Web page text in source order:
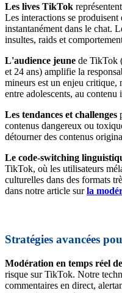
Les lives TikTok
Les interactions se
instantanément dans le chat.
insultes, raids et
L'audience jeune de TikTok
et 24 ans) amplifie la
mineurs est un enjeu critique,
entre adolescents, au
Les tendances et challenges
contenus dangereux ou
détourner des contenus
Le code-switching
TikTok, où les utilisateurs
culturelles dans des formats
dans notre article surla
Stratégies avancées
Modération en temps réel
risque sur TikTok. Notre
commentaires en direct,